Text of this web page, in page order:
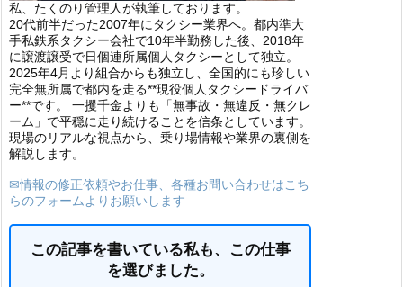
私、たくのり管理人が執筆しております。
20代前半だった2007年にタクシー業界へ。都内準大
手私鉄系タクシー会社で10年半勤務した後、2018年
に譲渡譲受で日個連所属個人タクシーとして独立。
2025年4月より組合からも独立し、全国的にも珍しい
完全無所属で都内を走る**現役個人タクシードライバ
ー**です。 一攫千金よりも「無事故・無違反・無クレ
ーム」で平穏に走り続けることを信条としています。
現場のリアルな視点から、乗り場情報や業界の裏側を
解説します。
✉情報の修正依頼やお仕事、各種お問い合わせはこち
らのフォームよりお願いします
この記事を書いている私も、この仕事
を選びました。